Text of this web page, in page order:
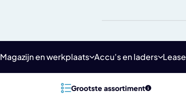
Magazijn en werkplaats Accu’s en laders Lease
Grootste assortiment